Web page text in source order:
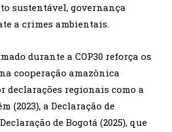
sustentável, governança
a crimes ambientais.
durante a COP30 reforça os
cooperação amazônica
declarações regionais como a
(2023), a Declaração de
de Bogotá (2025), que